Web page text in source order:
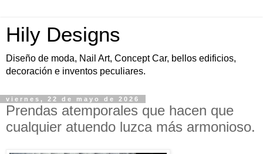
Hily Designs
Diseño de moda, Nail Art, Concept Car, bellos edificios,
decoración e inventos peculiares.
viernes, 22 de mayo de 2026
Prendas atemporales que hacen que
cualquier atuendo luzca más armonioso.